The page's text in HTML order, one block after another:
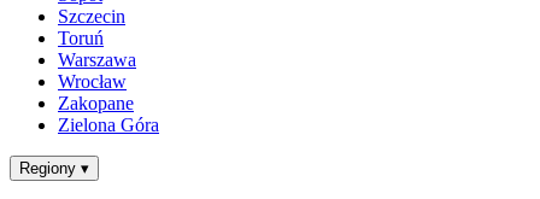
Szczecin
Toruń
Warszawa
Wrocław
Zakopane
Zielona Góra
Regiony ▾